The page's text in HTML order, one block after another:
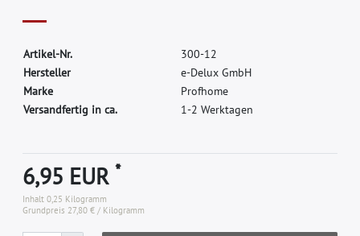
Artikel-Nr. 300-12
Hersteller e-Delux GmbH
Marke Profhome
Versandfertig in ca.
1-2 Werktagen
6,95 EUR*
Inhalt0,25 Kilogramm
Grundpreis 27,80 € / Kilogramm